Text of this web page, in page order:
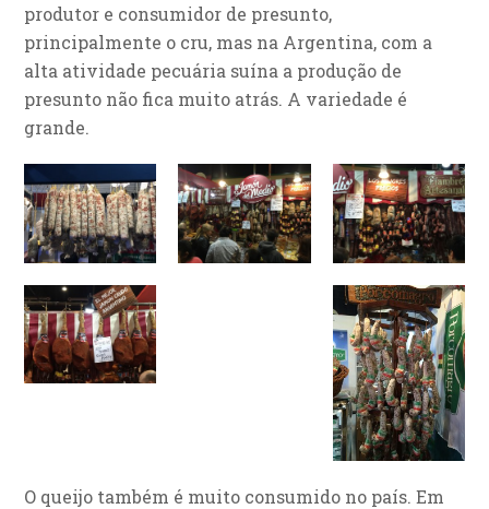
produtor e consumidor de presunto,
principalmente o cru, mas na Argentina, com a
alta atividade pecuária suína a produção de
presunto não fica muito atrás. A variedade é
grande.
O queijo também é muito consumido no país. Em